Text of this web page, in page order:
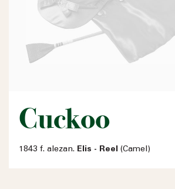
Cuckoo
1843 f. alezan. Elis - Reel (Camel)